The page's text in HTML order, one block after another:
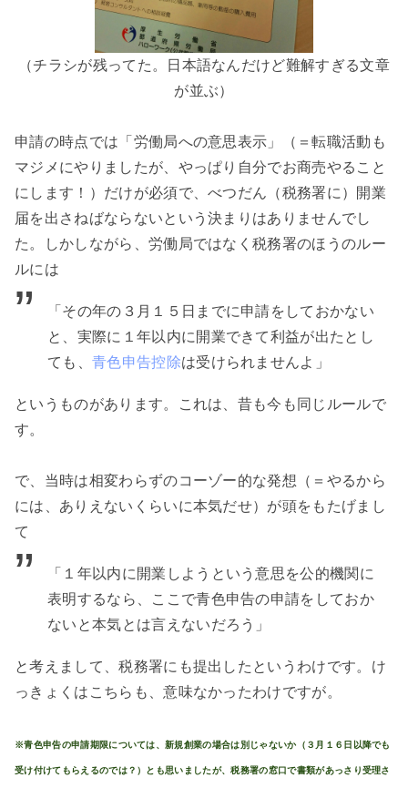
（チラシが残ってた。日本語なんだけど難解すぎる文章
が並ぶ）
申請の時点では「労働局への意思表示」（＝転職活動も
マジメにやりましたが、やっぱり自分でお商売やること
にします！）だけが必須で、べつだん（税務署に）開業
届を出さねばならないという決まりはありませんでし
た。しかしながら、労働局ではなく税務署のほうのルー
ルには
「その年の３月１５日までに申請をしておかない
と、実際に１年以内に開業できて利益が出たとし
ても、 青色申告控除は受けられませんよ」
というものがあります。これは、昔も今も同じルールで
す。
で、当時は相変わらずのコーゾー的な発想（＝やるから
には、ありえないくらいに本気だせ）が頭をもたげまし
て
「１年以内に開業しようという意思を公的機関に
表明するなら、ここで青色申告の申請をしておか
ないと本気とは言えないだろう」
と考えまして、税務署にも提出したというわけです。け
っきょくはこちらも、意味なかったわけですが。
※青色申告の申請期限については、新規創業の場合は別じゃないか（３月１６日以降でも
受け付けてもらえるのでは？）とも思いましたが、税務署の窓口で書類があっさり受理さ